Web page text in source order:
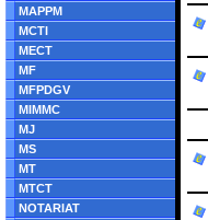
MAPPM
MCTI
MECT
MF
MFPDGV
MIMMC
MJ
MS
MT
MTCT
NOTARIAT